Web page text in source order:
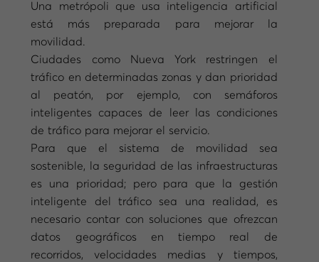
Una metrópoli que usa inteligencia artificial
está más preparada para mejorar la
movilidad.
Ciudades como Nueva York restringen el
tráfico en determinadas zonas y dan prioridad
al peatón, por ejemplo, con semáforos
inteligentes capaces de leer las condiciones
de tráfico para mejorar el servicio.
Para que el sistema de movilidad sea
sostenible, la seguridad de las infraestructuras
es una prioridad; pero para que la gestión
inteligente del tráfico sea una realidad, es
necesario contar con soluciones que ofrezcan
datos geográficos en tiempo real de
recorridos, velocidades medias y tiempos,